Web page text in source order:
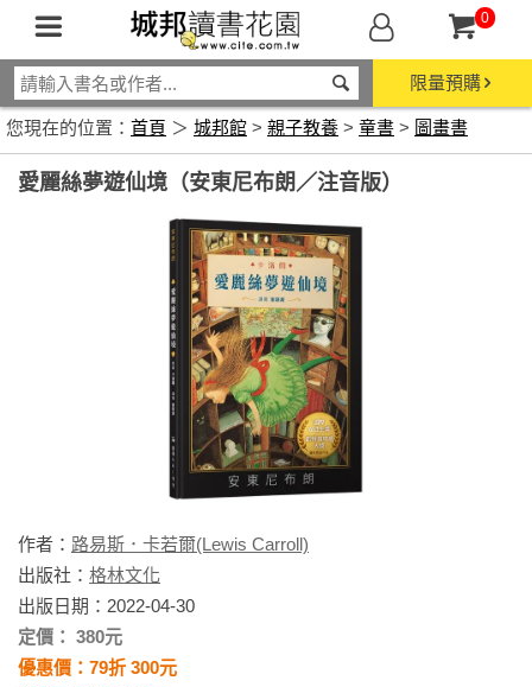
0
限量預購
您現在的位置： 首頁 ＞ 城邦館 > 親子教養 > 童書 > 圖畫書
愛麗絲夢遊仙境（安東尼布朗／注音版）
作者： 路易斯．卡若爾(Lewis Carroll)
出版社： 格林文化
出版日期：2022-04-30
定價： 380元
優惠價：79折 300元